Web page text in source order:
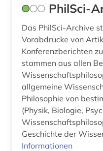
PhilSci-
Das PhilSci-Archive
Vorabdrucke von
Konferenzberichten
stammen aus allen
allgemeine
Philosophie von
(Physik, Biologie,
Geschichte der
Informationen